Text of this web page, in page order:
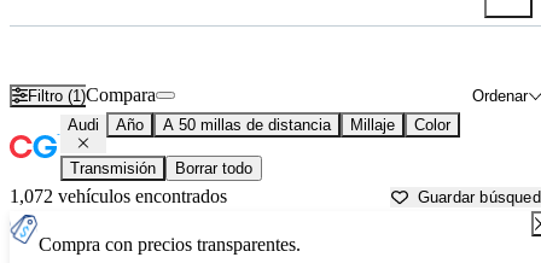
Filtro (1) Ordenar
Compara
Audi Año A 50 millas de distancia Millaje Color
Transmisión Borrar todo
1,072 vehículos encontrados Guardar
Compra con precios transparentes.